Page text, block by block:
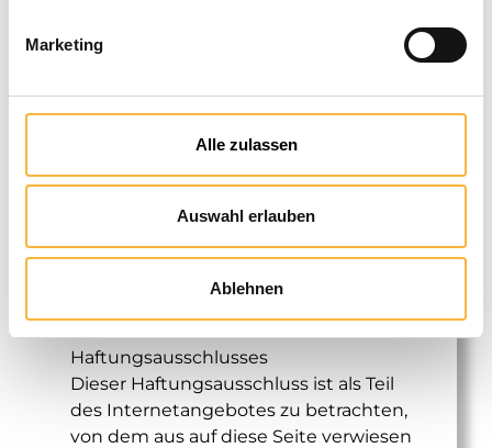
Marketing
Alle zulassen
Auswahl erlauben
Ablehnen
lizenzfreie Grafiken und Texte
veröffentlichte, vom Autor selbst
erstellte Objekte bleibt allein beim
Autor der Seiten. Eine Vervielfältigung
oder Verwendung solcher Grafiken und
gedruckten Publikationen ist ohne
ausdrückliche Zustimmung des Autors
Haftungsausschlusses
Dieser Haftungsausschluss ist als Teil
des Internetangebotes zu betrachten,
von dem aus auf diese Seite verwiesen